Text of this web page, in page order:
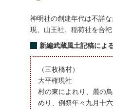
神明社の創建年代は不詳
現、山王社、稲荷社を合祀
新編武蔵風土記稿によ
（三枚橋村）
大平権現社
村の東によれり、麓の
めり、例祭年々九月十六